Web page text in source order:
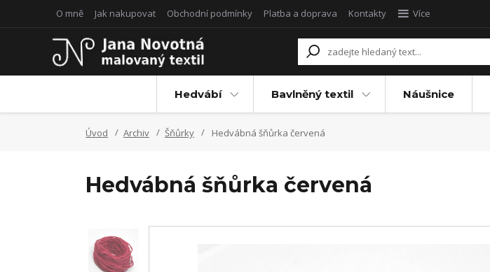
O mně Jak nakupovat Obchodní podmínky Platba a doprava Kontakty Více
Hedvábí Bavlněný textil Náušnice
Úvod Archiv Šňůrky Hedvábná šňůrka červená
Hedvábná šňůrka červená